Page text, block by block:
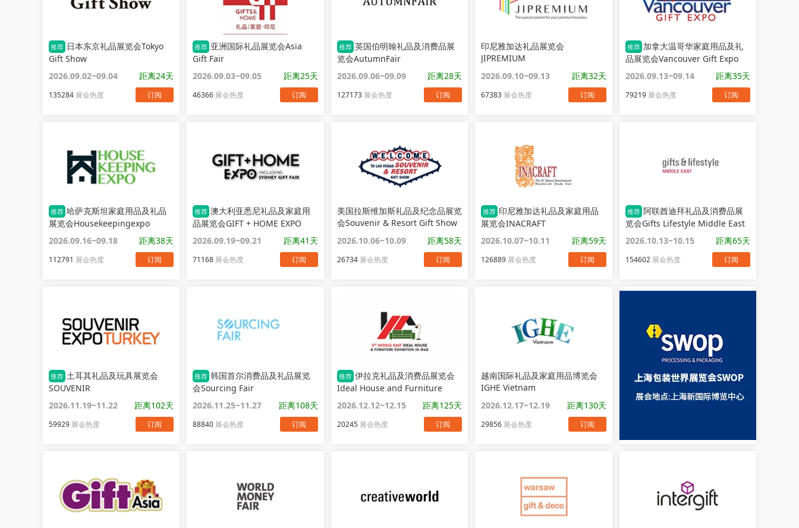
推荐 日本东京礼品展览会Tokyo
Gift Show
2026.09.02~09.04
距离24天
135284 展会热度 订阅
推荐 亚洲国际礼品展览会Asia
Gift Fair
2026.09.03~09.05
距离25天
46366 展会热度 订阅
推荐 英国伯明翰礼品及消费品展
览会AutumnFair
2026.09.06~09.09
距离28天
127173展会热度 订阅
印尼雅加达礼品展览会
JIPREMIUM
2026.09.10~09.13
距离32天
67383 展会热度 订阅
推荐 加拿大温哥华家庭用品及礼
品展览会Vancouver Gift Expo
2026.09.13~09.14
距离35天
79219展会热度 订阅
推荐 哈萨克斯坦家庭用品及礼品
展览会Housekeepingexpo
2026.09.16~09.18
距离38天
112791 展会热度 订阅
推荐 澳大利亚悉尼礼品及家庭用
品展览会GIFT + HOME EXPO
2026.09.19~09.21
距离41天
71168 展会热度 订阅
美国拉斯维加斯礼品及纪念品展览
会Souvenir & Resort Gift Show
2026.10.06~10.09
距离58天
26734展会热度 订阅
推荐 印尼雅加达礼品及家庭用品
展览会INACRAFT
2026.10.07~10.11
距离59天
126889 展会热度 订阅
推荐 阿联酋迪拜礼品及消费品展
览会Gifts Lifestyle Middle East
2026.10.13~10.15
距离65天
154602展会热度 订阅
推荐 土耳其礼品及玩具展览会
SOUVENIR
2026.11.19~11.22
距离102天
59929 展会热度 订阅
推荐 韩国首尔消费品及礼品展览
会Sourcing Fair
2026.11.25~11.27
距离108天
88840 展会热度 订阅
推荐 伊拉克礼品及消费品展览会
Ideal House and Furniture
2026.12.12~12.15
距离125天
20245展会热度 订阅
越南国际礼品及家庭用品博览会
IGHE Vietnam
2026.12.17~12.19
距离130天
29856 展会热度 订阅